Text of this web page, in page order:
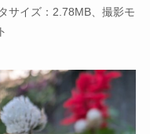
サイズ：2.78MB、撮影モ